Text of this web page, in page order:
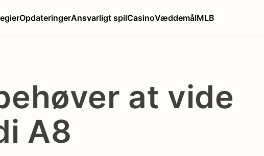
OpdateringerAnsvarligt spilCasinoVæddemålMLB
at vide
A8